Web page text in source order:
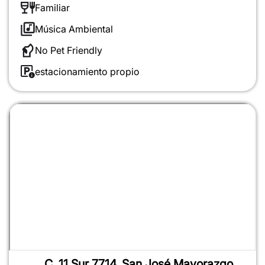
Familiar
Música Ambiental
No Pet Friendly
estacionamiento propio